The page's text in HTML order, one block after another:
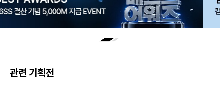
관련 기획전